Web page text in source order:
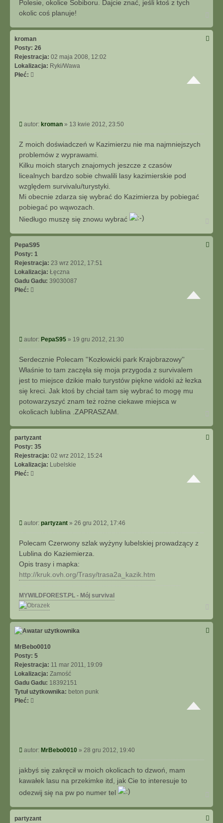
Polesie, okolice Sobiboru. Dajcie znać, jeśli ktoś z tych
okolic coś planuje!
g
ó
kroman
Posty: 26
Rejestracja: 02 maja 2008, 12:02
Lokalizacja: Ryki/Wawa
Płeć:
P
s
autor: kroman » 13 kwie 2012, 23:50
Z moich doświadczeń w Kazimierzu nie ma najmniejszych
problemów z wyprawami.
Kilku moich starych znajomych jeszcze z czasów
licealnych bardzo sobie chwalili lasy kazimierskie pod
względem survivalu/turystyki.
Mi obecnie zdarza się wybrać do Kazimierza by pobiegać
pobiegać po wąwozach.
Niedługo muszę się znowu wybrać
g
ó
PepaS95
Posty: 1
Rejestracja: 23 wrz 2012, 17:51
Lokalizacja: Łęczna
Gadu Gadu: 39030087
Płeć:
P
o
s
autor: PepaS95 » 19 gru 2012, 21:30
Serdecznie Polecam ''Kozłowicki park Krajobrazowy''
Właśnie to tam zaczęła się moja przygoda z survivalem
jest to miejsce dzikie mało turystów piękne widoki aż łezka
się kreci. Jak ktoś by chciał tam się wybrać to mogę mu
potowarzyszyć znam też rożne ciekawe miejsca w
okolicach lublina .ZAPRASZAM.
g
ó
partyzant
Posty: 35
Rejestracja: 02 wrz 2012, 15:24
Lokalizacja: Lubelskie
Płeć:
P
s
autor: partyzant » 26 gru 2012, 17:46
Polecam Czerwony szlak wyżyny lubelskiej prowadzący z
Lublina do Kaziemierza.
Opis trasy i mapka:
http://kruk.ovh.org/Trasy/trasa2a_kazik.htm
MYWILDFOREST.PL - Mój survival
g
ó
MrBebo0010
Posty: 5
Rejestracja: 11 mar 2011, 19:09
Lokalizacja: Zamość
Gadu Gadu: 18392151
Tytuł użytkownika: beton punk
Płeć:
P
o
s
autor: MrBebo0010 » 28 gru 2012, 19:40
jakbyś się zakręcił w moich okolicach to dzwoń, mam
kawałek lasu na przekimke itd, jak Cie to interesuje to
odezwij się na pw po numer tel
g
ó
partyzant